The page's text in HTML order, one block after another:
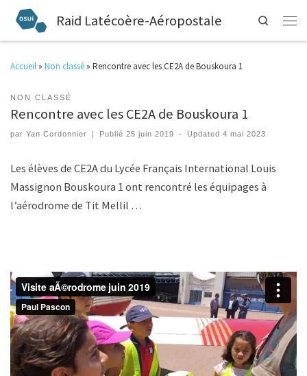
Raid Latécoère-Aéropostale Search
Accueil » Non classé » Rencontre avec les CE2A de Bouskoura 1
NON CLASSÉ
Rencontre avec les CE2A de Bouskoura 1
par Yan Cordonnier | Publié25 juin 2019 - Updated4 mai 2023
Les élèves de CE2A du Lycée Français International Louis
Massignon Bouskoura 1 ont rencontré les équipages à
l’aérodrome de Tit Mellil …